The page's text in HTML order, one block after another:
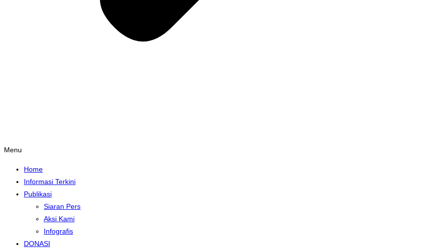
Menu
Home
Informasi Terkini
Publikasi
Siaran Pers
Aksi Kami
Infografis
DONASI